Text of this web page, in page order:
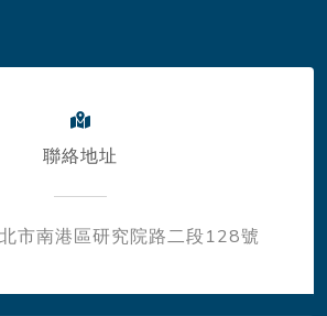
聯絡地址
市南港區研究院路二段128號